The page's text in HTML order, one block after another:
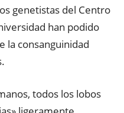
genetistas del Centro
han podido
la consanguinidad
todos los lobos